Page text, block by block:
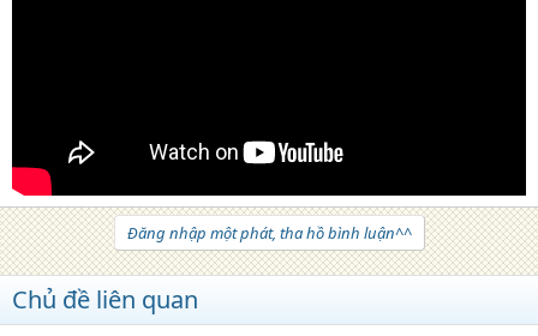
Đăng nhập một phát, tha hồ bình luận^^
Chủ đề liên quan